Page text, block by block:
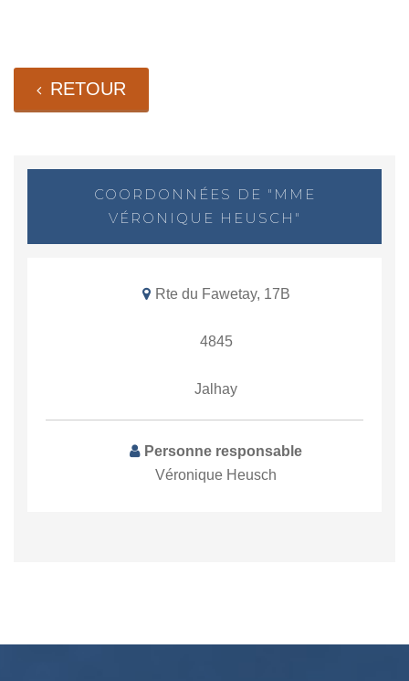
RETOUR
COORDONNÉES DE "MME
VÉRONIQUE HEUSCH"
Rte du Fawetay, 17B
4845
Jalhay
Personne responsable
Véronique Heusch